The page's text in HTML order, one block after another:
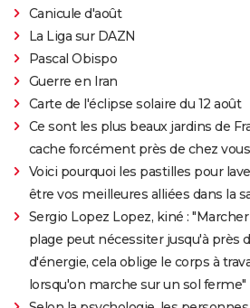
Canicule d'août
La Liga sur DAZN
Pascal Obispo
Guerre en Iran
Carte de l'éclipse solaire du 12 août
Ce sont les plus beaux jardins de
cache forcément près de chez vous
Voici pourquoi les pastilles pour
être vos meilleures alliées dans la
Sergio Lopez Lopez, kiné :
plage peut nécessiter jusqu'à près
d'énergie, cela oblige le corps à
lorsqu'on marche sur un sol ferme"